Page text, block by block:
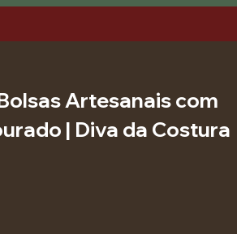
Artesanais com
| Diva da Costura